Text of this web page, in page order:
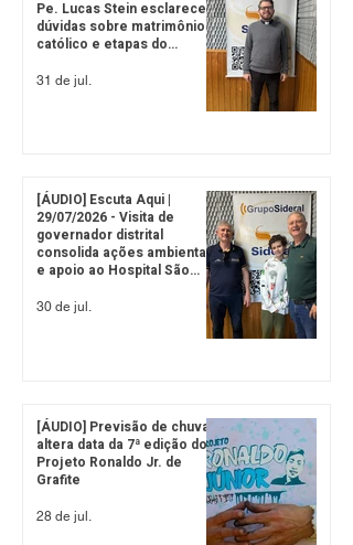
Pe. Lucas Stein esclarece
dúvidas sobre matrimônio
católico e etapas do
31 de jul.
[ÁUDIO] Escuta Aqui |
29/07/2026 - Visita de
governador distrital
consolida ações ambientais
e apoio ao Hospital São
30 de jul.
[ÁUDIO] Previsão de chuva
altera data da 7ª edição do
Projeto Ronaldo Jr. de
Grafite
28 de jul.